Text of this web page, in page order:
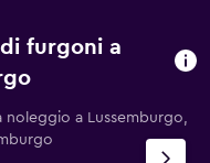
furgoni a
noleggio a Lussemburgo,